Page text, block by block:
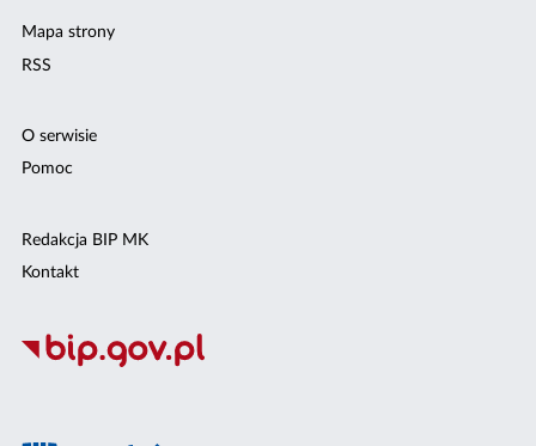
Mapa strony
RSS
O serwisie
Pomoc
Redakcja BIP MK
Kontakt